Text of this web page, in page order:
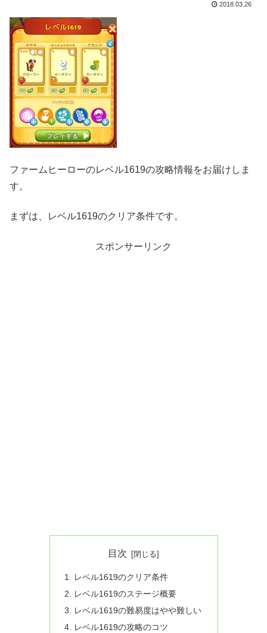
2018.03.26
ファームヒーローのレベル1619の攻略情報をお届けしま
す。
まずは、レベル1619のクリア条件です。
スポンサーリンク
目次
レベル1619のクリア条件
レベル1619のステージ概要
レベル1619の難易度はやや難しい
レベル1619の攻略のコツ